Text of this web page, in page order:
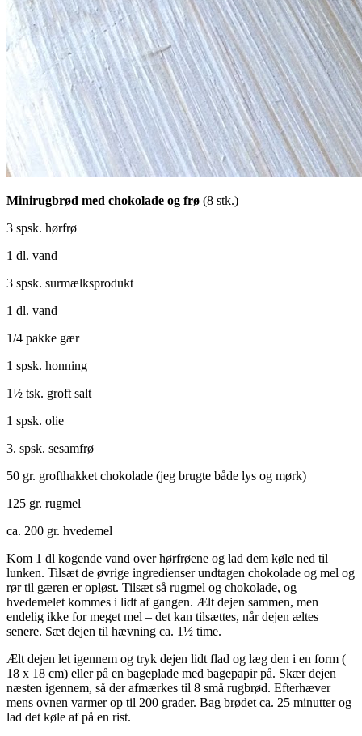
Minirugbrød med chokolade og frø (8 stk.)
3 spsk. hørfrø
1 dl. vand
3 spsk. surmælksprodukt
1 dl. vand
1/4 pakke gær
1 spsk. honning
1½ tsk. groft salt
1 spsk. olie
3. spsk. sesamfrø
50 gr. grofthakket chokolade (jeg brugte både lys og mørk)
125 gr. rugmel
ca. 200 gr. hvedemel
Kom 1 dl kogende vand over hørfrøene og lad dem køle ned til
lunken. Tilsæt de øvrige ingredienser undtagen chokolade og mel og
rør til gæren er opløst. Tilsæt så rugmel og chokolade, og
hvedemelet kommes i lidt af gangen. Ælt dejen sammen, men
endelig ikke for meget mel – det kan tilsættes, når dejen æltes
senere. Sæt dejen til hævning ca. 1½ time.
Ælt dejen let igennem og tryk dejen lidt flad og læg den i en form (
18 x 18 cm) eller på en bageplade med bagepapir på. Skær dejen
næsten igennem, så der afmærkes til 8 små rugbrød. Efterhæver
mens ovnen varmer op til 200 grader. Bag brødet ca. 25 minutter og
lad det køle af på en rist.